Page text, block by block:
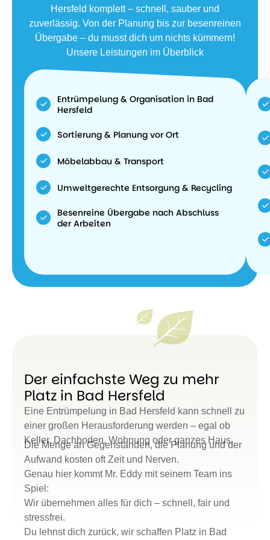
Hersfeld komplett – schnell, sauber und
zuverlässig. Von der Planung bis zur besenreinen
Übergabe – du musst dich um nichts kümmern!
Unsere Leistungen im Überblick
Entrümpelung & Organisation in Bad
Hersfeld
Sortierung & Planung vor Ort
Möbelabbau & Transport
Umweltgerechte Entsorgung & Recycling
Besenreine Übergabe nach Abschluss
der Arbeiten
Der einfachste Weg zu mehr
Platz in Bad Hersfeld
Eine Entrümpelung in Bad Hersfeld kann schnell zu
einer großen Herausforderung werden – egal ob
Keller, Dachboden, Wohnung oder ganzes Haus.
Die Menge an Gegenständen, die Planung und der
Aufwand kosten oft Zeit und Nerven.
Genau hier kommt Mr. Eddy mit seinem Team ins
Spiel:
Wir übernehmen alles für dich – schnell, fair und
stressfrei.
Du lehnst dich zurück, wir schaffen Platz in Bad